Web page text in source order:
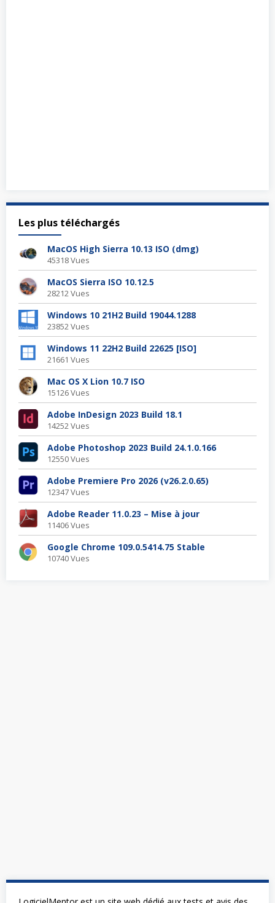
Les plus téléchargés
MacOS High Sierra 10.13 ISO (dmg)
45318 Vues
MacOS Sierra ISO 10.12.5
28212 Vues
Windows 10 21H2 Build 19044.1288
23852 Vues
Windows 11 22H2 Build 22625 [ISO]
21661 Vues
Mac OS X Lion 10.7 ISO
15126 Vues
Adobe InDesign 2023 Build 18.1
14252 Vues
Adobe Photoshop 2023 Build 24.1.0.166
12550 Vues
Adobe Premiere Pro 2026 (v26.2.0.65)
12347 Vues
Adobe Reader 11.0.23 – Mise à jour
11406 Vues
Google Chrome 109.0.5414.75 Stable
10740 Vues